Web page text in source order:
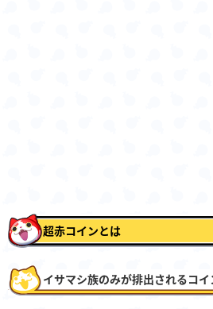
超赤コインとは
イサマシ族のみが排出されるコイ